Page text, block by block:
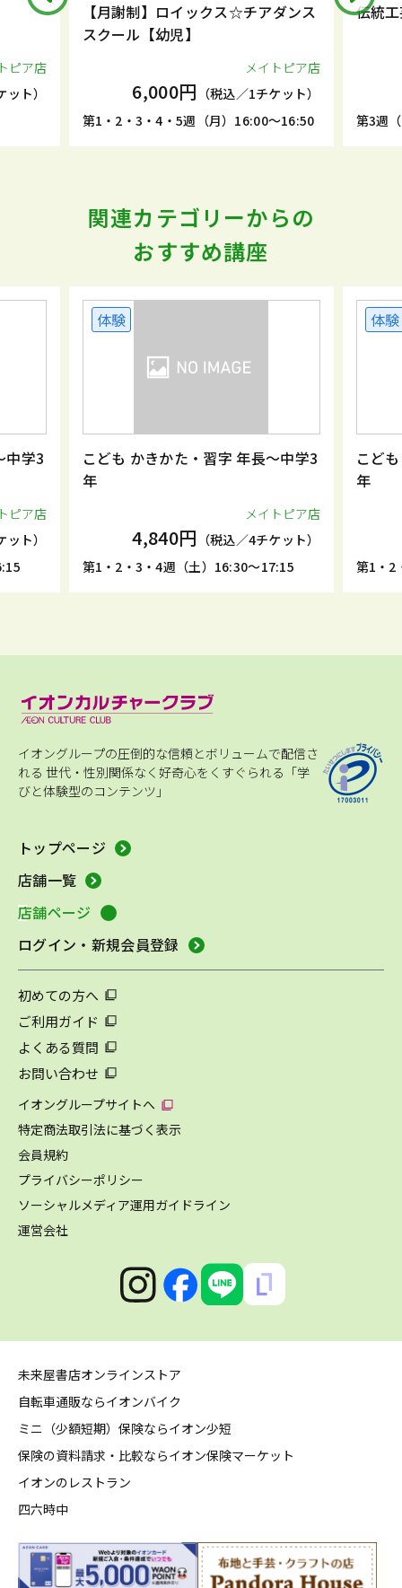
【月謝制】ロイックス☆チアダンス
スクール【幼児】
メイトピア店
6,000円（税込／1チケット）
第1・2・3・4・5週（月）16:00～16:50
伝統工芸 金
第3週（土）
関連カテゴリーからの
おすすめ講座
3
店
）
体験
こども かきかた・習字 年長～中学3
メイトピア店
4,840円（税込／4チケット）
第1・2・3・4週（土）16:30～17:15
体験
こども
第1・2・3
イオングループの圧倒的な信頼とボリュームで配信さ
れる 世代・性別関係なく好奇心をくすぐられる「学
びと体験型のコンテンツ」
トップページ
店舗一覧
店舗ページ
ログイン・新規会員登録
初めての方へ
ご利用ガイド
よくある質問
お問い合わせ
イオングループサイトへ
特定商法取引法に基づく表示
会員規約
プライバシーポリシー
ソーシャルメディア運用ガイドライン
運営会社
未来屋書店オンラインストア
自転車通販ならイオンバイク
ミニ（少額短期）保険ならイオン少短
保険の資料請求・比較ならイオン保険マーケット
イオンのレストラン
四六時中